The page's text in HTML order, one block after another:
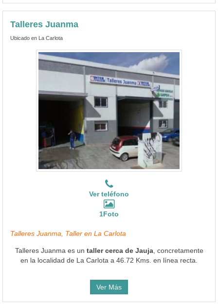
Talleres Juanma
Ubicado en La Carlota
Ver teléfono
1Foto
Talleres Juanma, Taller en La Carlota
Talleres Juanma es un taller cerca de Jauja, concretamente
en la localidad de La Carlota a 46.72 Kms. en línea recta.
Ver Más